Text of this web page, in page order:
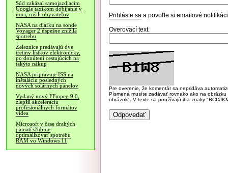
Súd zakázal samojazdiacim
Google taxíkom dobíjanie v
noci, rušili obyvateľov
NASA na diaľku na sonde
Voyager 2 úspešne znížila
spotrebu
Železnice predávajú dve
tretiny lístkov elektronicky,
po donútení cestujúcich na
takýto nákup
NASA pripravuje ISS na
inštaláciu posledných
nových solárnych panelov
Vydaný nový FFmpeg 9.0,
zlepšil akceleráciu
profesionálnych formátov
videa
Microsoft v čase drahých
pamätí sľubuje
optimalizovať spotrebu
RAM vo Windows 11
Prihláste sa a povoľte si emailové
Overovací text:
Pre overenie, že komentár sa nepridáva
Písmená musíte zadávať rovnako ako na
obrázok". V texte sa používajú iba znaky